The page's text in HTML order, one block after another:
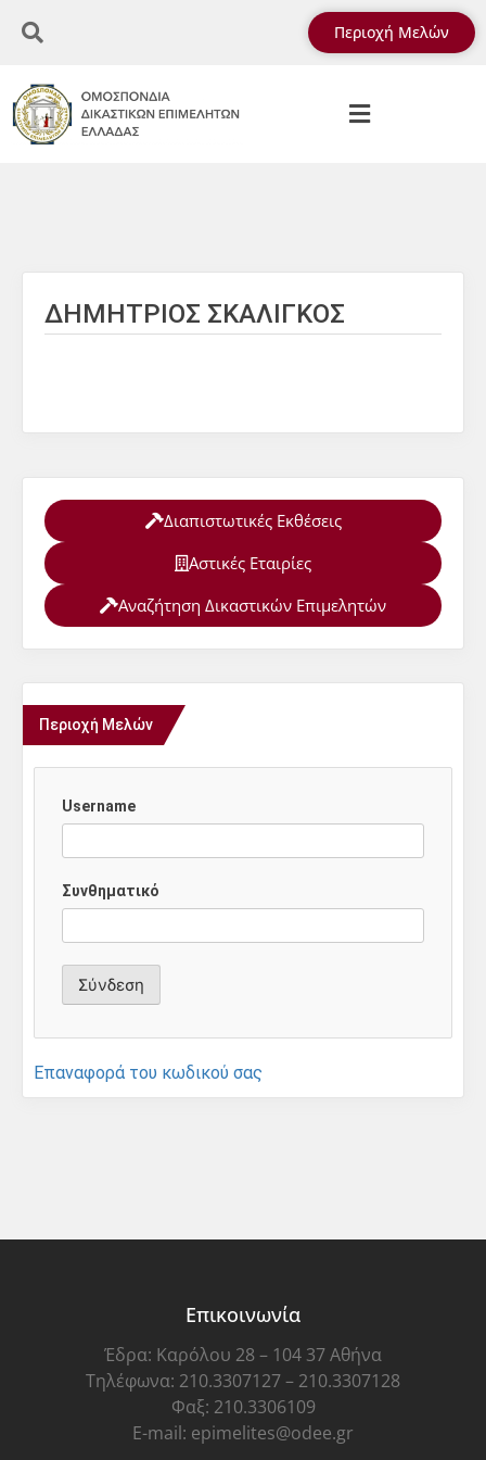
Περιοχή Μελών
ΔΗΜΗΤΡΙΟΣ ΣΚΑΛΙΓΚΟΣ
Διαπιστωτικές Εκθέσεις
Αστικές Εταιρίες
Αναζήτηση Δικαστικών Επιμελητών
Περιοχή Μελών
Username
Συνθηματικό
Επαναφορά του κωδικού σας
Επικοινωνία
Έδρα: Καρόλου 28 – 104 37 Αθήνα
Τηλέφωνα: 210.3307127 – 210.3307128
Φαξ: 210.3306109
E-mail: epimelites@odee.gr